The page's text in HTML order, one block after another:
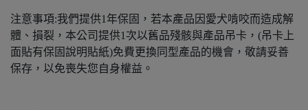
注意事項:我們提供1年保固，若本產品因愛犬啃咬而造成解
體、損裂，本公司提供1次以舊品殘骸與產品吊卡，(吊卡上
面貼有保固說明貼紙)免費更換同型產品的機會，敬請妥善
保存，以免喪失您自身權益。